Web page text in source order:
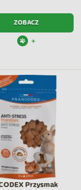
ZOBACZ
+
Przysmak